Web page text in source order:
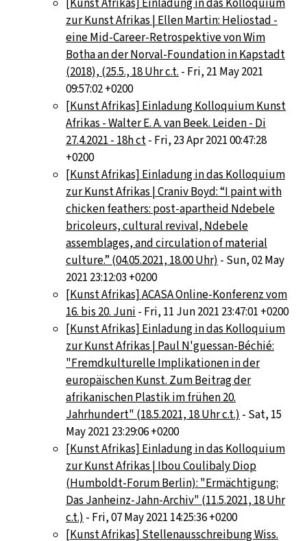
zur Kunst Afrikas | Ellen Martin: Heliostad -
eine Mid-Career-Retrospektive von Wim
Botha an der Norval-Foundation in Kapstadt
(2018), (25.5., 18 Uhr c.t. - Fri, 21 May 2021
09:57:02 +0200
[Kunst Afrikas] Einladung Kolloquium Kunst
Afrikas - Walter E. A. van Beek. Leiden - Di
27.4.2021 - 18h ct- Fri, 23 Apr 2021 00:47:28
+0200
[Kunst Afrikas] Einladung in das Kolloquium
zur Kunst Afrikas | Craniv Boyd: “I paint with
chicken feathers: post-apartheid Ndebele
bricoleurs, cultural revival, Ndebele
assemblages, and circulation of material
culture.” (04.05.2021, 18.00 Uhr) - Sun, 02 May
2021 23:12:03 +0200
[Kunst Afrikas] ACASA Online-Konferenz vom
16. bis 20. Juni - Fri, 11 Jun 2021 23:47:01 +0200
[Kunst Afrikas] Einladung in das Kolloquium
zur Kunst Afrikas | Paul N'guessan-Béchié:
"Fremdkulturelle Implikationen in der
europäischen Kunst. Zum Beitrag der
afrikanischen Plastik im frühen 20.
Jahrhundert" (18.5.2021, 18 Uhr c.t.) - Sat, 15
May 2021 23:29:06 +0200
[Kunst Afrikas] Einladung in das Kolloquium
zur Kunst Afrikas | Ibou Coulibaly Diop
(Humboldt-Forum Berlin): "Ermächtigung:
Das Janheinz-Jahn-Archiv" (11.5.2021, 18 Uhr
c.t.) - Fri, 07 May 2021 14:25:36 +0200
[Kunst Afrikas] Stellenausschreibung Wiss.